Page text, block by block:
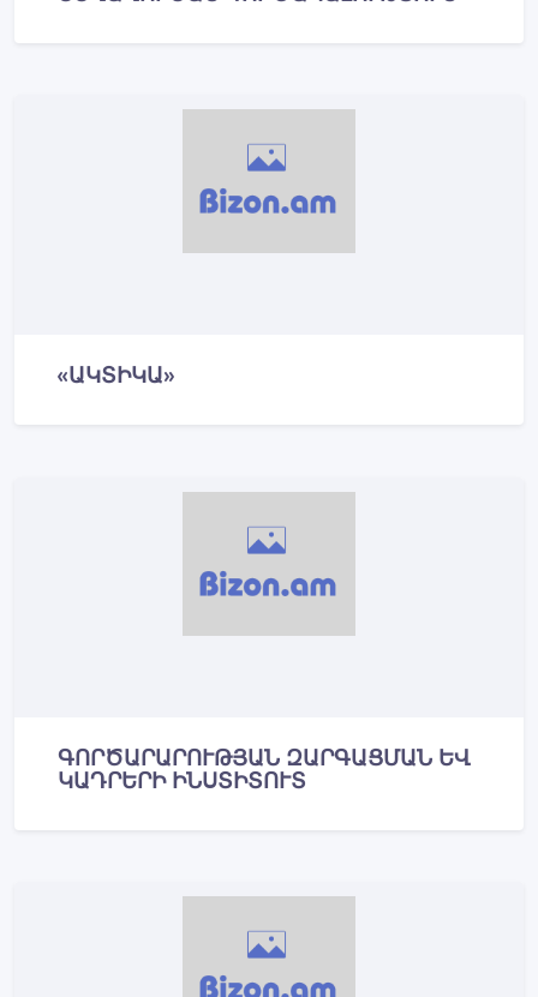
«ԱԿՏԻԿԱ»
ԳՈՐԾԱՐԱՐՈՒԹՅԱՆ ԶԱՐԳԱՑՄԱՆ ԵՎ
ԿԱԴՐԵՐԻ ԻՆՍՏԻՏՈՒՏ